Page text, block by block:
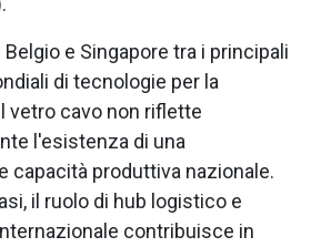
e Singapore tra i principali
di tecnologie per la
vetro cavo non riflette
l'esistenza di una
capacità produttiva nazionale.
il ruolo di hub logistico e
contribuisce in